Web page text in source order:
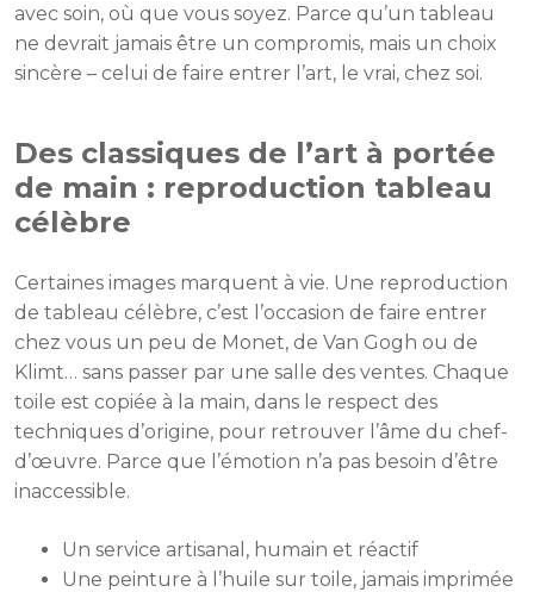
avec soin, où que vous soyez. Parce qu’un tableau
ne devrait jamais être un compromis, mais un choix
sincère – celui de faire entrer l’art, le vrai, chez soi.
Des classiques de l’art à portée
de main : reproduction tableau
célèbre
Certaines images marquent à vie. Une reproduction
de tableau célèbre, c’est l’occasion de faire entrer
chez vous un peu de Monet, de Van Gogh ou de
Klimt… sans passer par une salle des ventes. Chaque
toile est copiée à la main, dans le respect des
techniques d’origine, pour retrouver l’âme du chef-
d’œuvre. Parce que l’émotion n’a pas besoin d’être
inaccessible.
Un service artisanal, humain et réactif
Une peinture à l’huile sur toile, jamais imprimée